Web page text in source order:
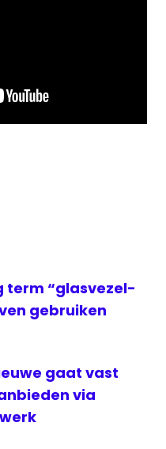
term “glasvezel-
gebruiken
gaat vast
via